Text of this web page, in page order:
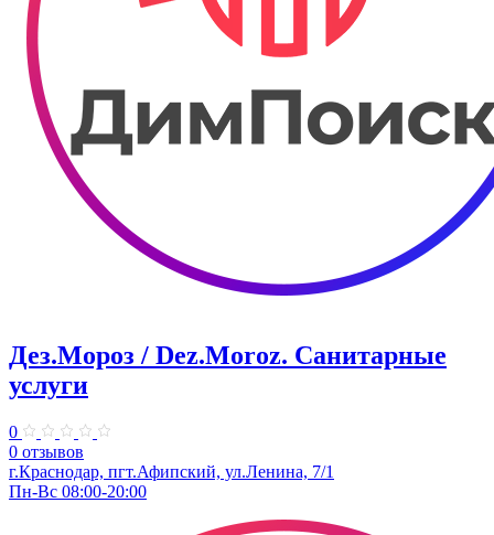
Дез.Мороз / Dez.Moroz. Санитарные
услуги
0
0 отзывов
г.Краснодар, пгт.Афипский, ул.Ленина, 7/1
Пн-Вс 08:00-20:00